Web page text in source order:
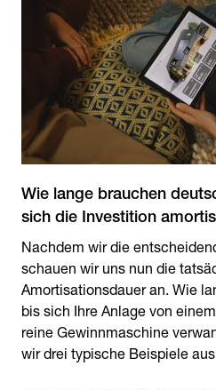
Wie lange brauchen
sich die Investition
Nachdem wir die
schauen wir uns nun die
Amortisationsdauer an. Wie
bis sich Ihre Anlage von
reine Gewinnmaschine
wir drei typische Beispiele